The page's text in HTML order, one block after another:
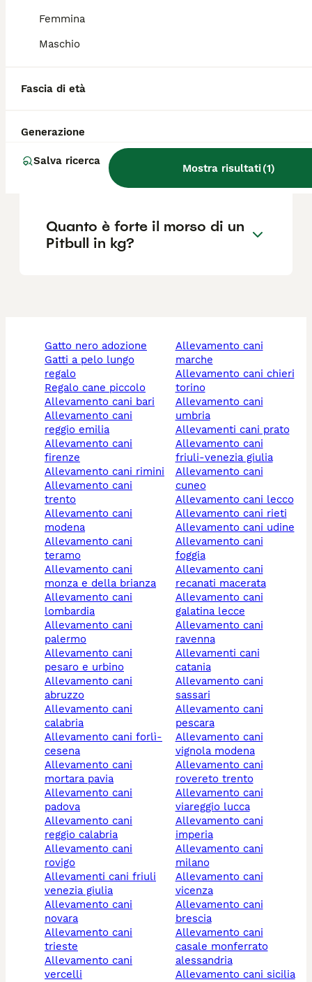
Femmina
Maschio
Fascia di età
Generazione
Salva ricerca
Mostra risultati(1)
aggressivi?
Qual è la migliore razza di
Quanto è forte il morso di un
Pitbull in kg?
gatto nero adozione
gatti a pelo lungo
regalo
regalo cane piccolo
allevamento cani bari
allevamento cani
reggio emilia
allevamento cani
firenze
allevamento cani rimini
allevamento cani
trento
allevamento cani
modena
allevamento cani
teramo
allevamento cani
monza e della brianza
allevamento cani
lombardia
allevamento cani
palermo
allevamento cani
pesaro e urbino
allevamento cani
abruzzo
allevamento cani
calabria
allevamento cani forlì-
cesena
allevamento cani
mortara pavia
allevamento cani
padova
allevamento cani
reggio calabria
allevamento cani
rovigo
allevamenti cani friuli
venezia giulia
allevamento cani
novara
allevamento cani
trieste
allevamento cani
vercelli
allevamento cani
marche
allevamento cani chieri
torino
allevamento cani
umbria
allevamenti cani prato
allevamento cani
friuli-venezia giulia
allevamento cani
cuneo
allevamento cani lecco
allevamento cani rieti
allevamento cani udine
allevamento cani
foggia
allevamento cani
recanati macerata
allevamento cani
galatina lecce
allevamento cani
ravenna
allevamenti cani
catania
allevamento cani
sassari
allevamento cani
pescara
allevamento cani
vignola modena
allevamento cani
rovereto trento
allevamento cani
viareggio lucca
allevamento cani
imperia
allevamento cani
milano
allevamento cani
vicenza
allevamento cani
brescia
allevamento cani
casale monferrato
alessandria
allevamento cani sicilia